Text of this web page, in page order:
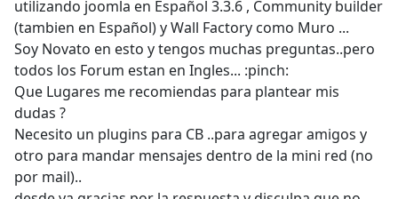
utilizando joomla en Español 3.3.6 , Community builder
(tambien en Español) y Wall Factory como Muro ...
Soy Novato en esto y tengos muchas preguntas..pero
todos los Forum estan en Ingles... :pinch:
Que Lugares me recomiendas para plantear mis
dudas ?
Necesito un plugins para CB ..para agregar amigos y
otro para mandar mensajes dentro de la mini red (no
por mail)..